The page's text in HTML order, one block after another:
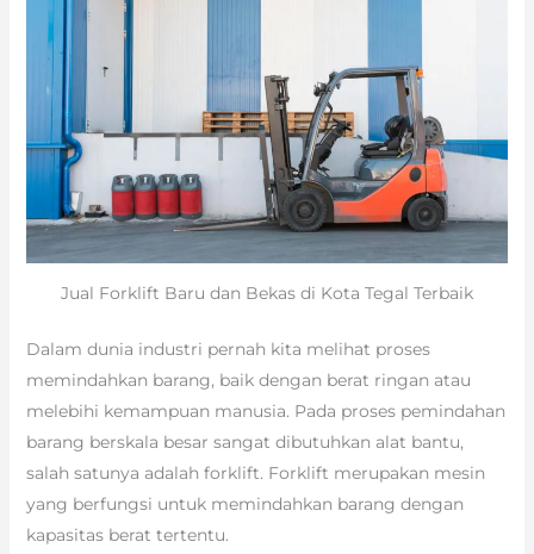
Jual Forklift Baru dan Bekas di Kota Tegal Terbaik
Dalam dunia industri pernah kita melihat proses
memindahkan barang, baik dengan berat ringan atau
melebihi kemampuan manusia. Pada proses pemindahan
barang berskala besar sangat dibutuhkan alat bantu,
salah satunya adalah forklift. Forklift merupakan mesin
yang berfungsi untuk memindahkan barang dengan
kapasitas berat tertentu.